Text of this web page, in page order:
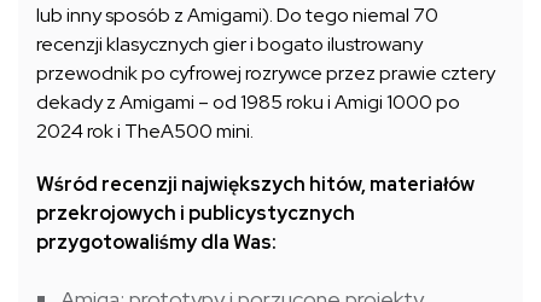
lub inny sposób z Amigami). Do tego niemal 70
recenzji klasycznych gier i bogato ilustrowany
przewodnik po cyfrowej rozrywce przez prawie cztery
dekady z Amigami – od 1985 roku i Amigi 1000 po
2024 rok i TheA500 mini.
Wśród recenzji największych hitów, materiałów
przekrojowych i publicystycznych
przygotowaliśmy dla Was: